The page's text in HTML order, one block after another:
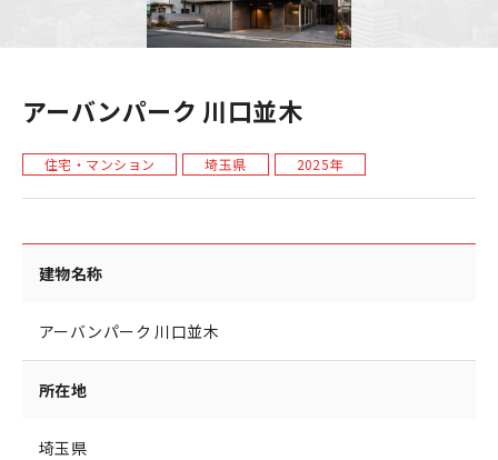
アーバンパーク 川口並木
住宅・マンション 埼玉県 2025年
建物名称
アーバンパーク 川口並木
所在地
埼玉県